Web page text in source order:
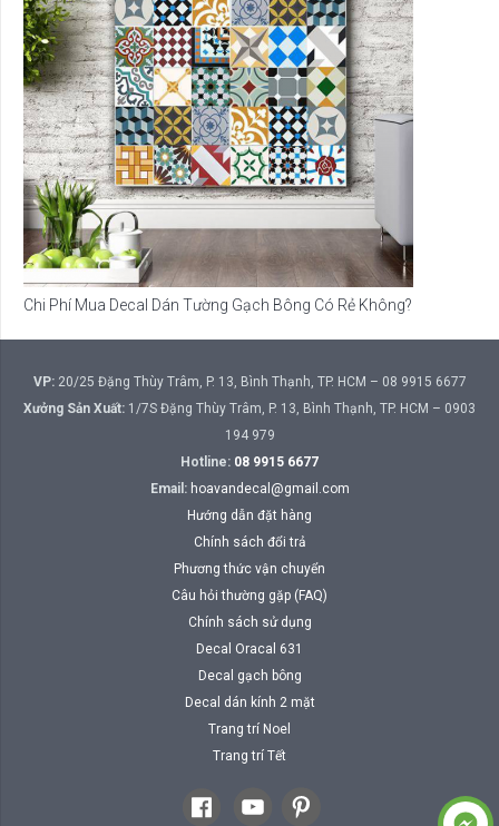
Chi Phí Mua Decal Dán Tường Gạch Bông Có Rẻ Không?
VP:20/25 Đặng Thùy Trâm, P. 13, Bình Thạnh, TP. HCM – 08 9915 6677
Xưởng Sản Xuất: 1/7S Đặng Thùy Trâm, P. 13, Bình Thạnh, TP. HCM – 0903
194 979
Hotline: 08 9915 6677
Email: hoavandecal@gmail.com
Hướng dẫn đặt hàng
Chính sách đổi trả
Phương thức vận chuyển
Câu hỏi thường gặp (FAQ)
Chính sách sử dụng
Decal Oracal 631
Decal gạch bông
Decal dán kính 2 mặt
Trang trí Noel
Trang trí Tết